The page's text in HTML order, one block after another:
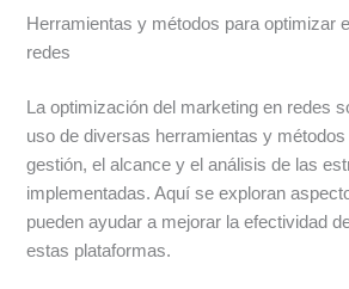
Herramientas y métodos para optimizar
redes
La optimización del marketing en redes
uso de diversas herramientas y métodos
gestión, el alcance y el análisis de las
implementadas. Aquí se exploran
pueden ayudar a mejorar la efectividad
estas plataformas.